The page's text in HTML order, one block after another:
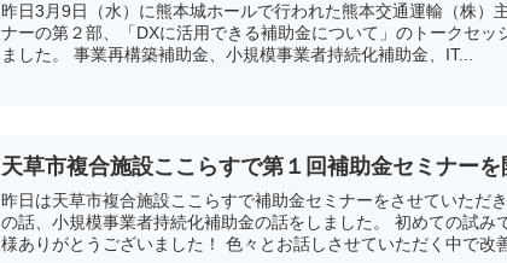
昨日3月9日（水）に熊本城ホールで行われた熊本交通運輸（株）
ナーの第２部、「DXに活用できる補助金について」のトークセッ
ました。 事業再構築補助金、小規模事業者持続化補助金、IT...
天草市複合施設ここらすで第１回補助金セミナー
昨日は天草市複合施設ここらすで補助金セミナーをさせていただ
の話、小規模事業者持続化補助金の話をしました。 初めての試み
様ありがとうございました！ 色々とお話しさせていただく中で改